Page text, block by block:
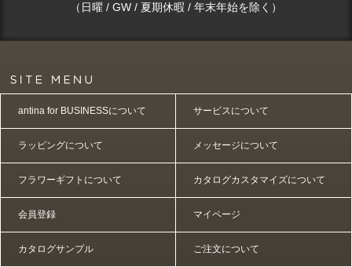
（日曜 / GW / 夏期休暇 / 年末年始を除く）
antina for BUSINESSについて サービスについて
ラッピングについて メッセージについて
フラワーギフトについて カタログカスタマイズについて
会員登録 マイページ
カタログサンプル ご注文について